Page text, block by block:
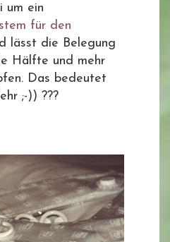
um ein
für den
lässt die Belegung
Hälfte und mehr
Das bedeutet
;-)) ???